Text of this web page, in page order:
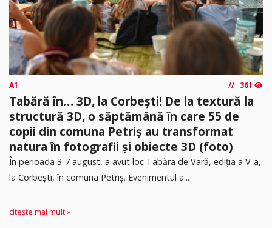
A1 361
Tabără în… 3D, la Corbești! De la textură la
structură 3D, o săptămână în care 55 de
copii din comuna Petriș au transformat
natura în fotografii și obiecte 3D (foto)
În perioada 3-7 august, a avut loc Tabăra de Vară, ediția a V-a,
la Corbești, în comuna Petriș. Evenimentul a...
citește mai mult »